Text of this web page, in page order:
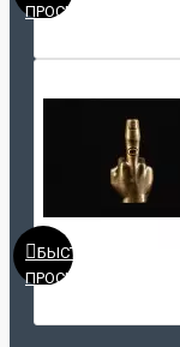
ПРОСМОТР
БЫСТРЫЙ
ПРОСМОТР